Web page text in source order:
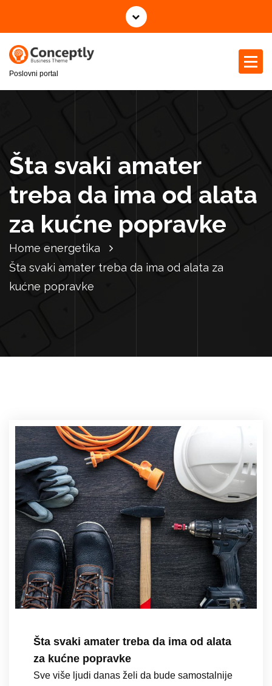
i
Poslovni portal
Šta svaki amater
treba da ima od alata
za kućne popravke
Home energetika
Šta svaki amater treba da ima od alata za
kućne popravke
Šta svaki amater treba da ima od alata
za kućne popravke
Sve više ljudi danas želi da bude samostalnije